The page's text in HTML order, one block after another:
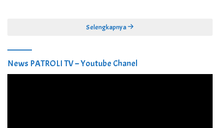
Selengkapnya
News PATROLI TV – Youtube Chanel